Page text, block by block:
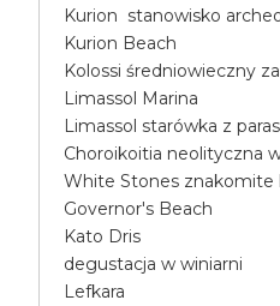
Kurion stanowisko
Kurion Beach
Kolossi średniowieczny
Limassol Marina
Limassol starówka z
Choroikoitia neolityczna
White Stones znakomite
Governor's Beach
Kato Dris
degustacja w winiarni
Lefkara